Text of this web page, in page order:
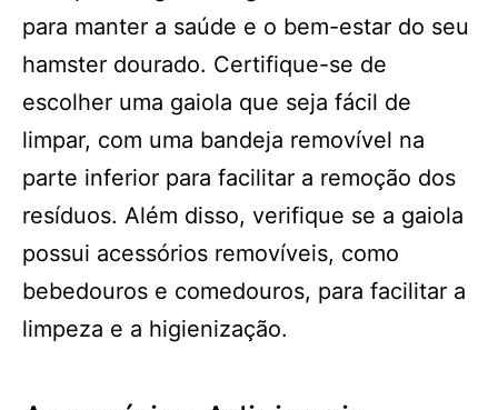
para manter a saúde e o bem-estar do seu
hamster dourado. Certifique-se de
escolher uma gaiola que seja fácil de
limpar, com uma bandeja removível na
parte inferior para facilitar a remoção dos
resíduos. Além disso, verifique se a gaiola
possui acessórios removíveis, como
bebedouros e comedouros, para facilitar a
limpeza e a higienização.